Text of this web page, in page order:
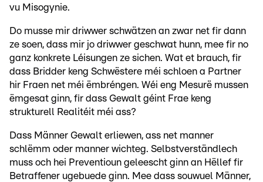
vu Misogynie.
Do musse mir driwwer schwätzen an zwar net fir dann
ze soen, dass mir jo driwwer geschwat hunn, mee fir no
ganz konkrete Léisungen ze sichen. Wat et brauch, fir
dass Bridder keng Schwëstere méi schloen a Partner
hir Fraen net méi ëmbréngen. Wéi eng Mesurë mussen
ëmgesat ginn, fir dass Gewalt géint Frae keng
strukturell Realitéit méi ass?
Dass Männer Gewalt erliewen, ass net manner
schlëmm oder manner wichteg. Selbstverständlech
muss och hei Preventioun geleescht ginn an Hëllef fir
Betraffener ugebuede ginn. Mee dass souwuel Männer,